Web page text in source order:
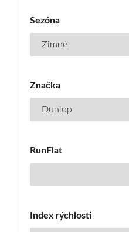
Sezóna
Značka
RunFlat
Index rýchlosti